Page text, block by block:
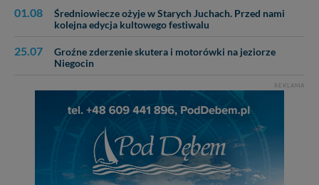
01.08
Średniowiecze ożyje w Starych Juchach. Przed nami
kolejna edycja kultowego festiwalu
25.07
Groźne zderzenie skutera i motorówki na jeziorze
Niegocin
REKLAMA